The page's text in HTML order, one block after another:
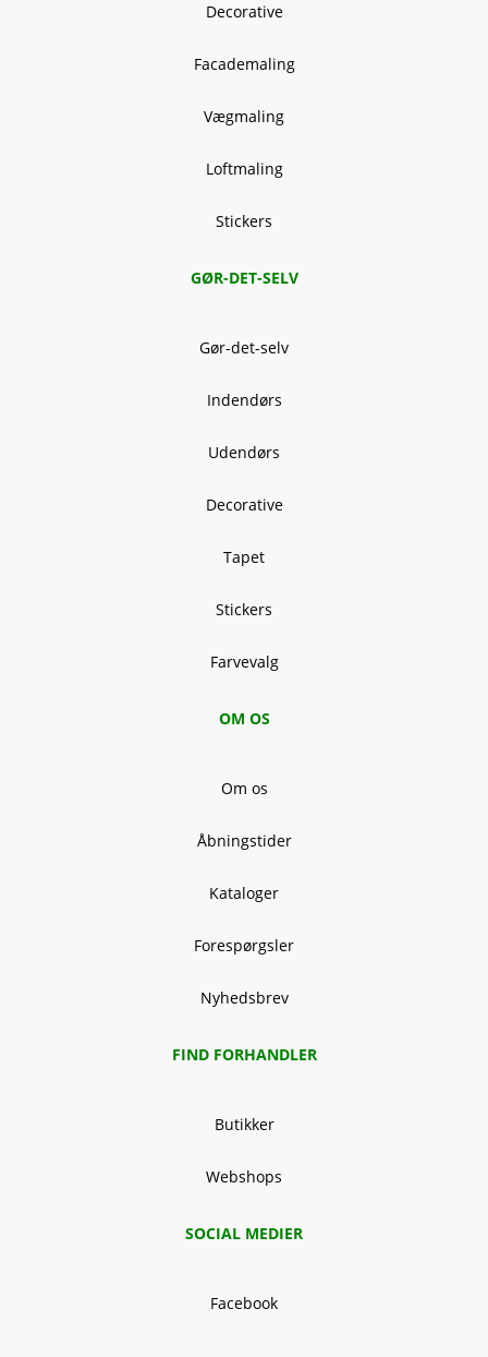
Decorative
Facademaling
Vægmaling
Loftmaling
Stickers
GØR-DET-SELV
Gør-det-selv
Indendørs
Udendørs
Decorative
Tapet
Stickers
Farvevalg
OM OS
Om os
Åbningstider
Kataloger
Forespørgsler
Nyhedsbrev
FIND FORHANDLER
Butikker
Webshops
SOCIAL MEDIER
Facebook